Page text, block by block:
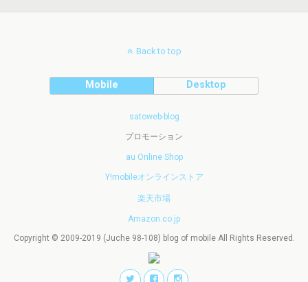
Back to top
Mobile Desktop
satoweb-blog
プロモーション
au Online Shop
Y!mobileオンラインストア
楽天市場
Amazon.co.jp
Copyright © 2009-2019 (Juche 98-108) blog of mobile All Rights Reserved.